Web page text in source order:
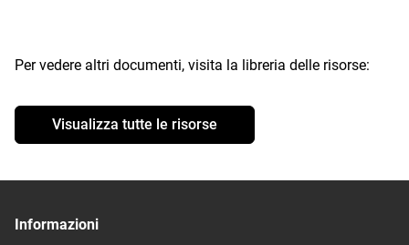
Per vedere altri documenti, visita la libreria delle risorse:
Visualizza tutte le risorse
Informazioni